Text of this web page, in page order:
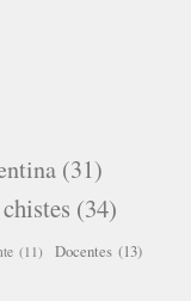
(31)
chistes (34)
(11) Docentes (13)